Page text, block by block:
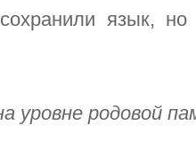
язык, но
уровне родовой